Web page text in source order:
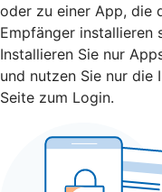
oder zu einer App, die
Empfänger installieren
Installieren Sie nur
und nutzen Sie nur die
Seite zum Login.